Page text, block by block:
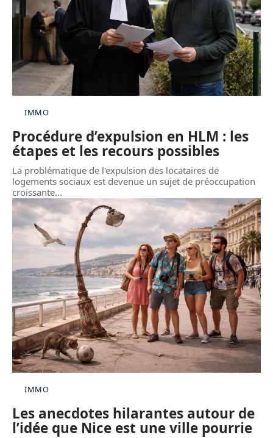
IMMO
Procédure d’expulsion en HLM : les
étapes et les recours possibles
La problématique de l'expulsion des locataires de
logements sociaux est devenue un sujet de préoccupation
croissante…
IMMO
Les anecdotes hilarantes autour de
l’idée que Nice est une ville pourrie